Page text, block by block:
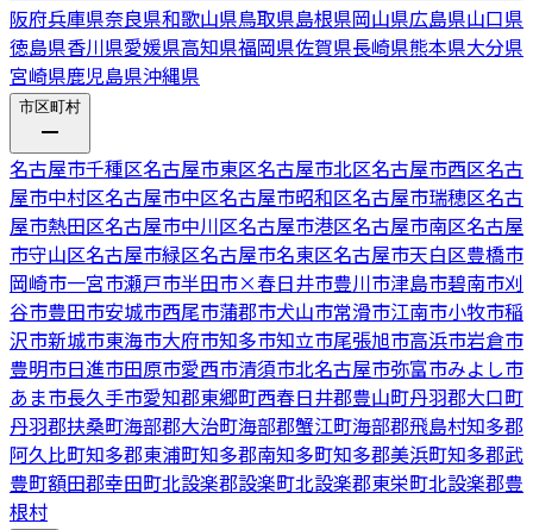
阪府兵庫県奈良県和歌山県鳥取県島根県岡山県広島県山口県
徳島県香川県愛媛県高知県福岡県佐賀県長崎県熊本県大分県
宮崎県鹿児島県沖縄県
市区町村
名古屋市千種区名古屋市東区名古屋市北区名古屋市西区名古
屋市中村区名古屋市中区名古屋市昭和区名古屋市瑞穂区名古
屋市熱田区名古屋市中川区名古屋市港区名古屋市南区名古屋
市守山区名古屋市緑区名古屋市名東区名古屋市天白区豊橋市
岡崎市一宮市瀬戸市半田市×春日井市豊川市津島市碧南市刈
谷市豊田市安城市西尾市蒲郡市犬山市常滑市江南市小牧市稲
沢市新城市東海市大府市知多市知立市尾張旭市高浜市岩倉市
豊明市日進市田原市愛西市清須市北名古屋市弥富市みよし市
あま市長久手市愛知郡東郷町西春日井郡豊山町丹羽郡大口町
丹羽郡扶桑町海部郡大治町海部郡蟹江町海部郡飛島村知多郡
阿久比町知多郡東浦町知多郡南知多町知多郡美浜町知多郡武
豊町額田郡幸田町北設楽郡設楽町北設楽郡東栄町北設楽郡豊
根村